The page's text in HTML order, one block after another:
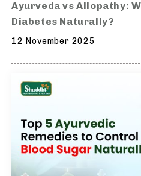
Ayurveda vs Allopathy:
Diabetes Naturally?
12 November 2025